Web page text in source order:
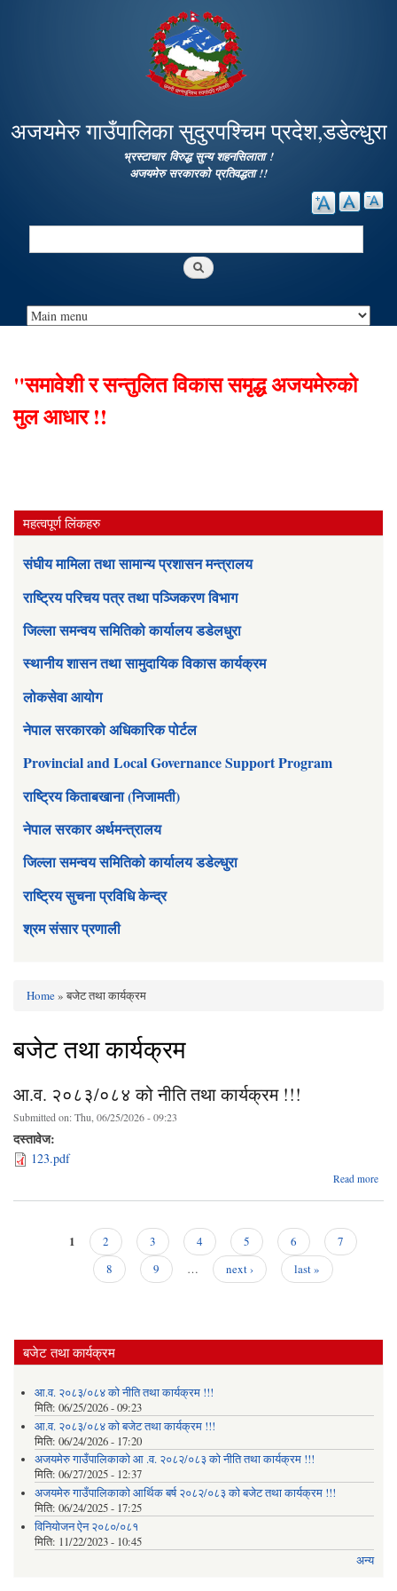
main
content
अजयमेरु गाउँपालिका सुदुरपश्चिम प्रदेश,डडेल्धुरा
भ्रस्टाचार विरुद्ध सुन्य शहनसिलाता !
अजयमेरु सरकारको प्रतिवद्धता !!
Search
"समावेशी र सन्तुलित विकास समृद्ध अजयमेरुको
मुल आधार !!
महत्वपूर्ण लिंकहरु
संघीय मामिला तथा सामान्य प्रशासन मन्त्रालय
राष्ट्रिय परिचय पत्र तथा पञ्जिकरण विभाग
जिल्ला समन्वय समितिको कार्यालय डडेलधुरा
स्थानीय शासन तथा सामुदायिक विकास कार्यक्रम
लोकसेवा आयोग
नेपाल सरकारको अधिकारिक पोर्टल
Provincial and Local Governance Support Program
राष्ट्रिय किताबखाना (निजामती)
नेपाल सरकार अर्थमन्त्रालय
जिल्ला समन्वय समितिको कार्यालय डडेल्धुरा
राष्ट्रिय सुचना प्रविधि केन्द्र
श्रम संसार प्रणाली
Home» बजेट तथा कार्यक्रम
बजेट तथा कार्यक्रम
आ.व. २०८३/०८४ को नीति तथा कार्यक्रम !!!
Submitted on:Thu, 06/25/2026 - 09:23
दस्तावेज:
123.pdf
Read more
1 2 3 4 5 6
7
8
9 … next › last »
बजेट तथा कार्यक्रम
आ.व. २०८३/०८४ को नीति तथा कार्यक्रम !!!
मिति: 06/25/2026 - 09:23
आ.व. २०८३/०८४ को बजेट तथा कार्यक्रम !!!
मिति: 06/24/2026 - 17:20
अजयमेरु गाउँपालिकाको आ .व. २०८२/०८३ को नीति तथा कार्यक्रम !!!
मिति: 06/27/2025 - 12:37
अजयमेरु गाउँपालिकाको आर्थिक बर्ष २०८२/०८३ को बजेट तथा कार्यक्रम !!!
मिति: 06/24/2025 - 17:25
विनियोजन ऐन २०८०/०८१
मिति: 11/22/2023 - 10:45
अन्य